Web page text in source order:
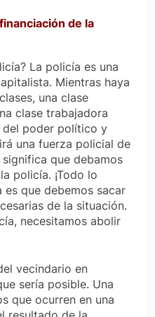
de la
La policía es una
Mientras haya
una clase
clase trabajadora
del poder político y
una fuerza policial de
que debamos
policía. ¡Todo lo
que debemos sacar
de la situación.
necesitamos abolir
vecindario en
sería posible. Una
que ocurren en una